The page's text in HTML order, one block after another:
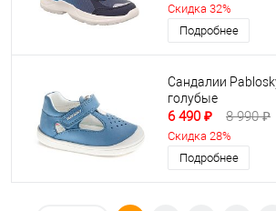
Скидка 32%
Подробнее
Сандалии
голубые
6 490 ₽ 8 990 ₽
Скидка 28%
Подробнее